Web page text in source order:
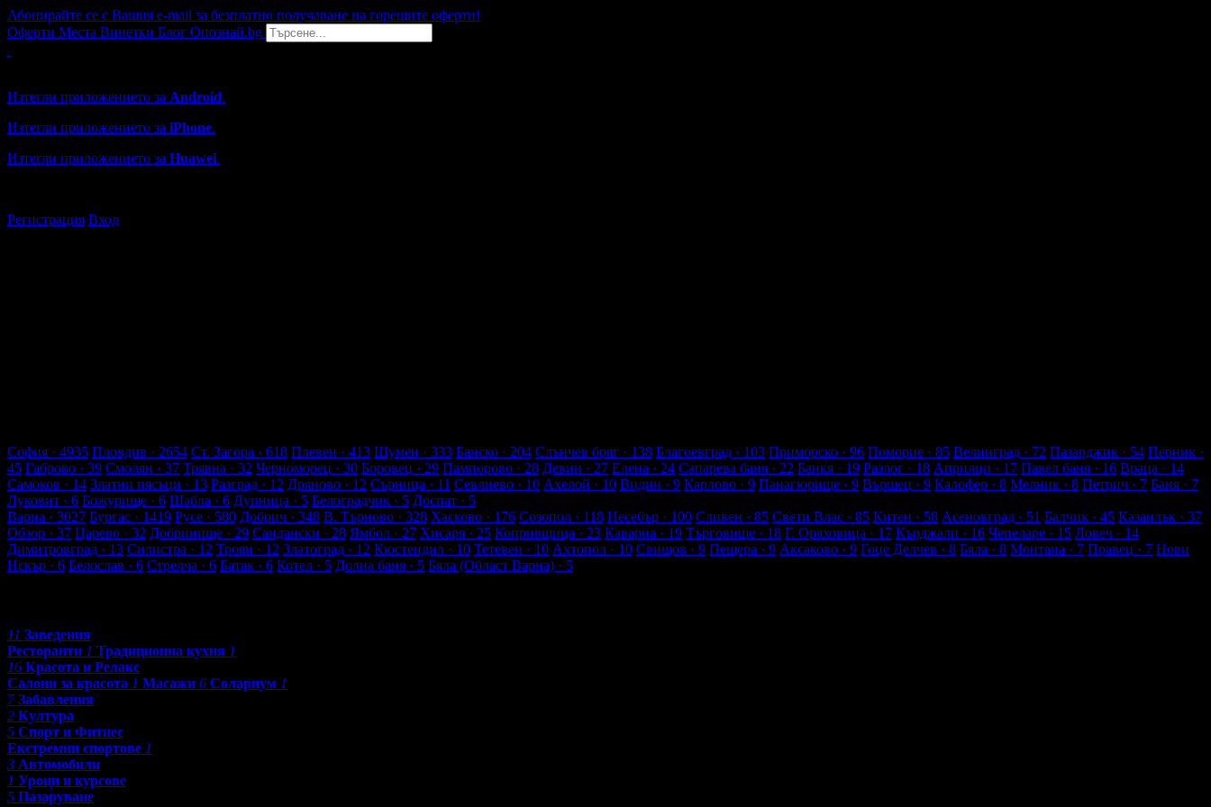
Абонирайте се с Вашия e-mail за безплатно получаване на горещите оферти!
Оферти Места Винетки Блог Опознай.bg
Изтегли приложението за Android.
Изтегли приложението за iPhone.
Изтегли приложението за Huawei.
Регистрация Вход
София · 4935 Пловдив · 2654 Ст. Загора · 618 Плевен · 413 Шумен · 333 Банско · 204 Слънчев бряг · 138 Благоевград · 103 Приморско · 96 Поморие · 85 Велинград · 72 Пазарджик · 54 Перник ·
45 Габрово · 39 Смолян · 37 Трявна · 32 Черноморец · 30 Боровец · 29 Пампорово · 28 Девин · 27 Елена · 24 Сапарева баня · 22 Банкя · 19 Разлог · 18 Априлци · 17 Павел баня · 16 Враца · 14
Самоков · 14 Златни пясъци · 13 Разград · 12 Дряново · 12 Сърница · 11 Севлиево · 10 Ахелой · 10 Видин · 9 Карлово · 9 Панагюрище · 9 Вършец · 9 Калофер · 8 Мелник · 8 Петрич · 7 Баня · 7
Луковит · 6 Божурище · 6 Шабла · 6 Дупница · 5 Белоградчик · 5 Доспат · 5
Варна · 3027 Бургас · 1419 Русе · 580 Добрич · 348 В. Търново · 328 Хасково · 176 Созопол · 118 Несебър · 100 Сливен · 85 Свети Влас · 85 Китен · 58 Асеновград · 51 Балчик · 45 Казанлък · 37
Обзор · 37 Царево · 32 Добринище · 29 Сандански · 28 Ямбол · 27 Хисаря · 25 Копривщица · 23 Каварна · 19 Търговище · 18 Г. Оряховица · 17 Кърджали · 16 Чепеларе · 15 Ловеч · 14
Димитровград · 13 Силистра · 12 Троян · 12 Златоград · 12 Кюстендил · 10 Тетевен · 10 Ахтопол · 10 Свищов · 9 Пещера · 9 Аксаково · 9 Гоце Делчев · 8 Бяла · 8 Монтана · 7 Правец · 7 Нови
Искър · 6 Белослав · 6 Стрелча · 6 Батак · 6 Котел · 5 Долна баня · 5 Бяла (Област Варна) · 5
11 Заведения
Ресторанти 1 Традиционна кухня 1
16 Красота и Релакс
Салони за красота 1 Масажи 6 Солариум 1
7 Забавления
2 Култура
5 Спорт и Фитнес
Екстремни спортове 1
3 Автомобили
1 Уроци и курсове
5 Пазаруване